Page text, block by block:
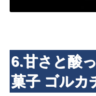
6.甘さと酸
菓子 ゴルカ